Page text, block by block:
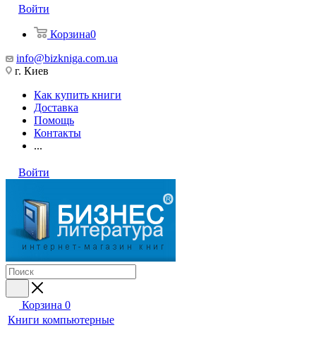
Войти
Корзина0
info@bizkniga.com.ua
г. Киев
Как купить книги
Доставка
Помощь
Контакты
...
Войти
Корзина 0
Книги компьютерные